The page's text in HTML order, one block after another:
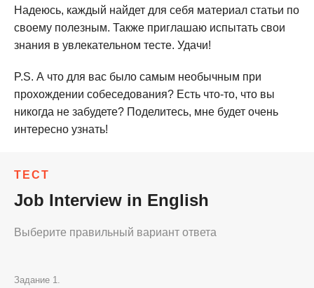
Надеюсь, каждый найдет для себя материал статьи по
своему полезным. Также приглашаю испытать свои
знания в увлекательном тесте. Удачи!
P.S. А что для вас было самым необычным при
прохождении собеседования? Есть что-то, что вы
никогда не забудете? Поделитесь, мне будет очень
интересно узнать!
ТЕСТ
Job Interview in English
Выберите правильный вариант ответа
Задание 1.